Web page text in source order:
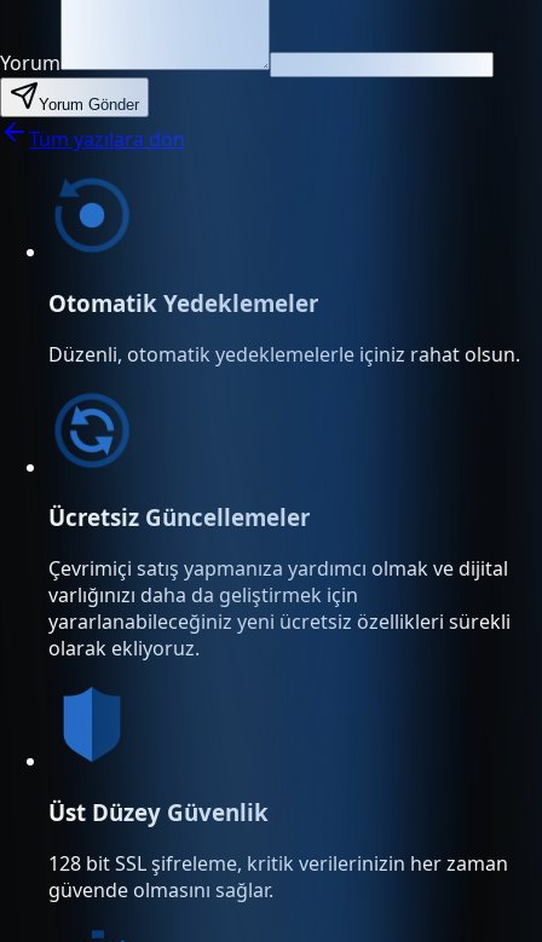
Yorum
Yorum Gönder
Tüm yazılara dön
Otomatik Yedeklemeler
Düzenli, otomatik yedeklemelerle içiniz rahat olsun.
Ücretsiz Güncellemeler
Çevrimiçi satış yapmanıza yardımcı olmak ve dijital
varlığınızı daha da geliştirmek için
yararlanabileceğiniz yeni ücretsiz özellikleri sürekli
olarak ekliyoruz.
Üst Düzey Güvenlik
128 bit SSL şifreleme, kritik verilerinizin her zaman
güvende olmasını sağlar.